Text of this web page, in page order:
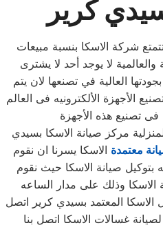
كرير
شركة الاسكا بنسبة مبيعات
لا يوجد أحد لا يشترى
العالية في تصنعها لان يتم
الأجهزة الألكترونيه فى العالم
فى تصنيع هذه الأجهزة
مركز صيانة الاسكا بسيدي
معتمدة الاسكا يسرنا ان نقوم
صيانة الاسكا حيث نقوم
وذلك على مدار الساعه
الاسكا المعتمد بسيدي كرير اتصل